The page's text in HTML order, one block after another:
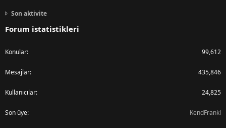
Son aktivite
Forum istatistikleri
Konular 99,612
Mesajlar 435,846
Kullanıcılar 24,825
Son üye KendFrankl